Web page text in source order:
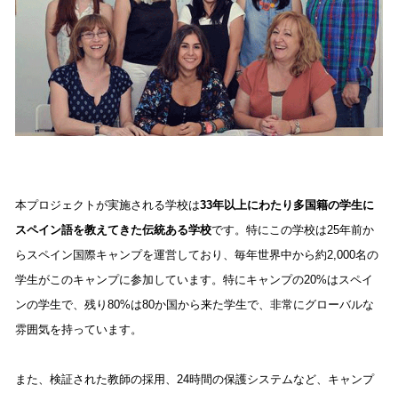
本プロジェクトが実施される学校は33年以上にわたり多国籍の学生に
スペイン語を教えてきた伝統ある学校です。特にこの学校は25年前か
らスペイン国際キャンプを運営しており、毎年世界中から約2,000名の
学生がこのキャンプに参加しています。特にキャンプの20%はスペイ
ンの学生で、残り80%は80か国から来た学生で、非常にグローバルな
雰囲気を持っています。
また、検証された教師の採用、24時間の保護システムなど、キャンプ